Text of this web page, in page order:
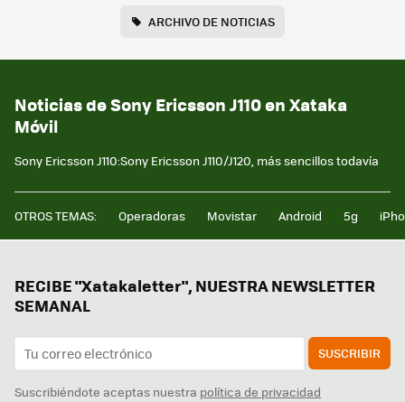
ARCHIVO DE NOTICIAS
Noticias de Sony Ericsson J110 en Xataka
Móvil
Sony Ericsson J110:Sony Ericsson J110/J120, más sencillos todavía
OTROS TEMAS: Operadoras Movistar Android 5g
RECIBE "Xatakaletter", NUESTRA NEWSLETTER
SEMANAL
SUSCRIBIR
Suscribiéndote aceptas nuestra política de privacidad